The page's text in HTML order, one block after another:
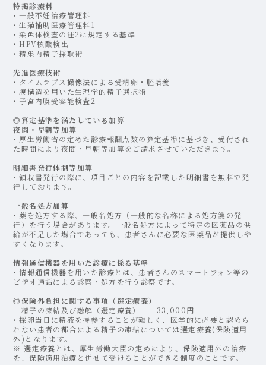
特掲診療料
• 一般不妊治療管理料
• 生殖補助医療管理料1
• 染色体検査の注2に規定する基準
• HPV核酸検出
• 精巣内精子採取術
先進医療技術
• タイムラプス撮像法による受精卵・胚培養
• 膜構造を用いた生理学的精子選択術
• 子宮内膜受容能検査2
◎算定基準を満たしている加算
夜間・早朝等加算
• 厚生労働省の定めた診療報酬点数の算定基準に基づき、受付され
た時間により夜間・早朝等加算をご請求させていただきます。
明細書発行体制等加算
• 領収書発行の際に、項目ごとの内容を記載した明細書を無料で発
行しております。
一般名処方加算
• 薬を処方する際、一般名処方（一般的な名称による処方箋の発
行）を行う場合があります。一般名処方によって特定の医薬品の供
給が不足した場合であっても、患者さんに必要な医薬品が提供しや
すくなります。
情報通信機器を用いた診療に係る基準
• 情報通信機器を⽤いた診療とは、患者さんのスマートフォン等の
ビデオ通話による診察・処⽅を⾏う診察です。
◎保険外負担に関する事項（選定療養）
精子の凍結及び融解（選定療養） 33,000円
• 採卵当日に精液を持参することが難しく、医学的に必要と認めら
れない患者の都合による精子の凍結については選定療養(保険適用
外)となります。
※ 選定療養とは、厚生労働大臣の定めにより、保険適用外の治療
を、保険適用治療と併せて受けることができる制度のことです。